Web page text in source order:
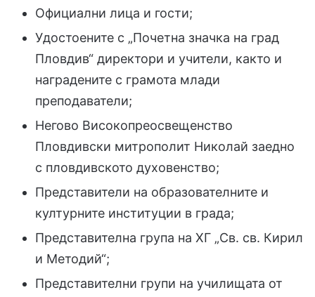
Официални лица и гости;
Удостоените с „Почетна значка на град
Пловдив“ директори и учители, както и
наградените с грамота млади
преподаватели;
Негово Високопреосвещенство
Пловдивски митрополит Николай заедно
с пловдивското духовенство;
Представители на образователните и
културните институции в града;
Представителна група на ХГ „Св. св. Кирил
и Методий“;
Представителни групи на училищата от